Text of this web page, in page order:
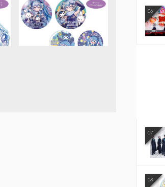
06
07
08